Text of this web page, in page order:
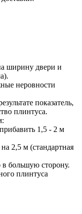
ширину двери и
неровности
показатель,
плинтуса.
1,5 - 2 м
2,5 м (стандартная
в большую сторону.
плинтуса